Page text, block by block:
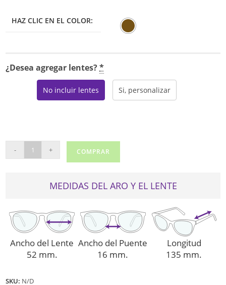
HAZ CLIC EN EL COLOR:
¿Desea agregar lentes?*
No incluir lentes Si, personalizar
EASYCLIP
EC404
- + COMPRAR
MEDIDAS DEL ARO Y EL LENTE
Ancho del Lente
52 mm.
Ancho del Puente
16 mm.
Longitud
135 mm.
SKU: N/D